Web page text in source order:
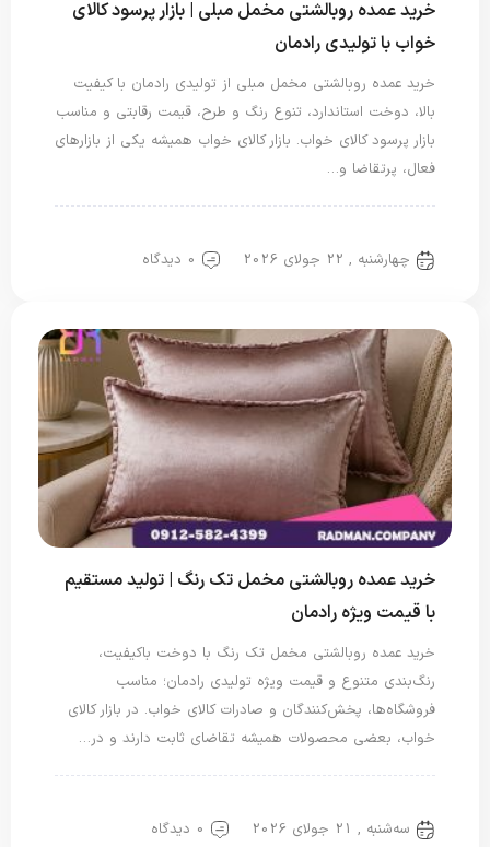
خرید عمده روبالشتی مخمل مبلی | بازار پرسود کالای
خواب با تولیدی رادمان
خرید عمده روبالشتی مخمل مبلی از تولیدی رادمان با کیفیت
بالا، دوخت استاندارد، تنوع رنگ و طرح، قیمت رقابتی و مناسب
بازار پرسود کالای خواب. بازار کالای خواب همیشه یکی از بازارهای
فعال، پرتقاضا و…
چهارشنبه , 22 جولای 2026 0 دیدگاه
خرید عمده روبالشتی مخمل تک رنگ | تولید مستقیم
با قیمت ویژه رادمان
خرید عمده روبالشتی مخمل تک رنگ با دوخت باکیفیت،
رنگ‌بندی متنوع و قیمت ویژه تولیدی رادمان؛ مناسب
فروشگاه‌ها، پخش‌کنندگان و صادرات کالای خواب. در بازار کالای
خواب، بعضی محصولات همیشه تقاضای ثابت دارند و در…
سه‌شنبه , 21 جولای 2026 0 دیدگاه